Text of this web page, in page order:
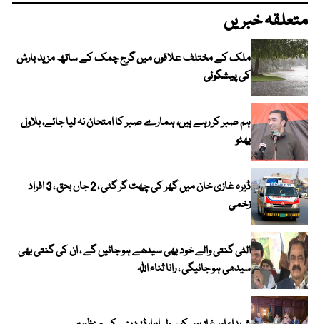
متعلقہ خبریں
ملک کے مختلف علاقوں میں گرج چمک کے ساتھ مزید بارش
کی پیشگوئی
ہم صبر کر رہے ہیں، ہمارے صبر کا امتحان نہ لیا جائے، بلاول
بھٹو
ڈیرہ غازی خان میں گھر کی چھت گر گئی ، 2 جاں بحق ، 3 افراد
زخمی
الٹی گنتی والے خود بھی سیدھے ہو جائیں گے ، ان کی گنتی بھی
سیدھی ہو جائیگی ، رانا ثناء اللہ